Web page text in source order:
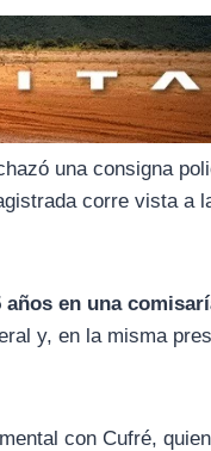
una consigna
corre vista a
años en una
y, en la misma
con Cufré,